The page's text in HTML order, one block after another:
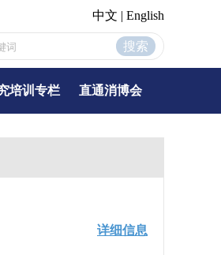
中文 | English
搜索
培训专栏 直通消博会
详细信息